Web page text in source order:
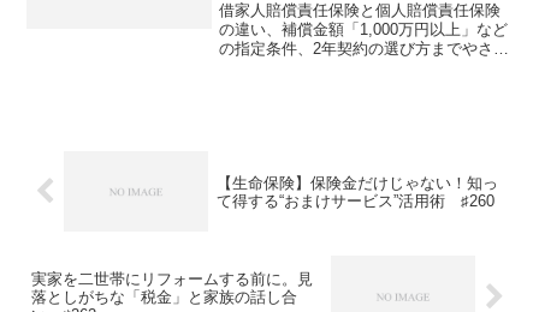
借家人賠償責任保険と個人賠償責任保険
の違い、補償金額「1,000万円以上」など
の指定条件、2年契約の選び方までやさし
【生命保険】保険金だけじゃない！知っ
て得する“おまけサービス”活用術 ♯260
実家を二世帯にリフォームする前に。見
落としがちな「税金」と家族の話し合